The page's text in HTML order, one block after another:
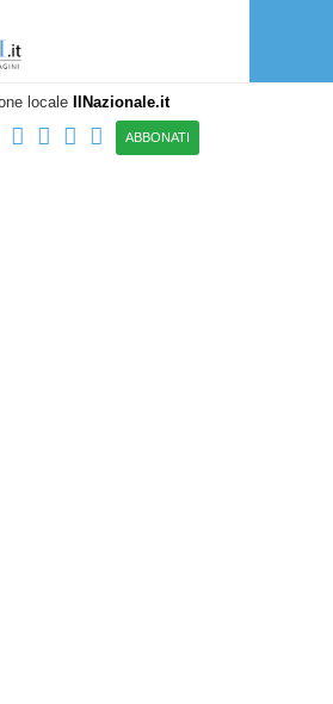
locale IlNazionale.it
ABBONATI